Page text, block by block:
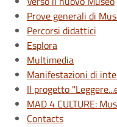
Prove generali di
Percorsi didattici
Esplora
Multimedia
Manifestazioni di
Il progetto
MAD 4 CULTURE:
Contacts